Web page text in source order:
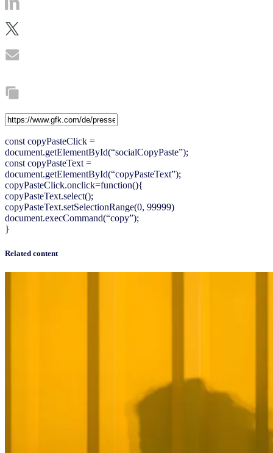
const copyPasteClick =
document.getElementById(“socialCopyPaste”);
const copyPasteText =
document.getElementById(“copyPasteText”);
copyPasteClick.onclick=function(){
copyPasteText.select();
copyPasteText.setSelectionRange(0, 99999)
document.execCommand(“copy”);
}
Related content